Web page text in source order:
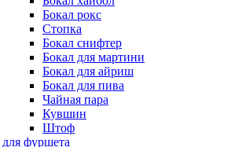
Бокал рокс
Стопка
Бокал снифтер
Бокал для мартини
Бокал для айриш
Бокал для пива
Чайная пара
Кувшин
Штоф
фуршета